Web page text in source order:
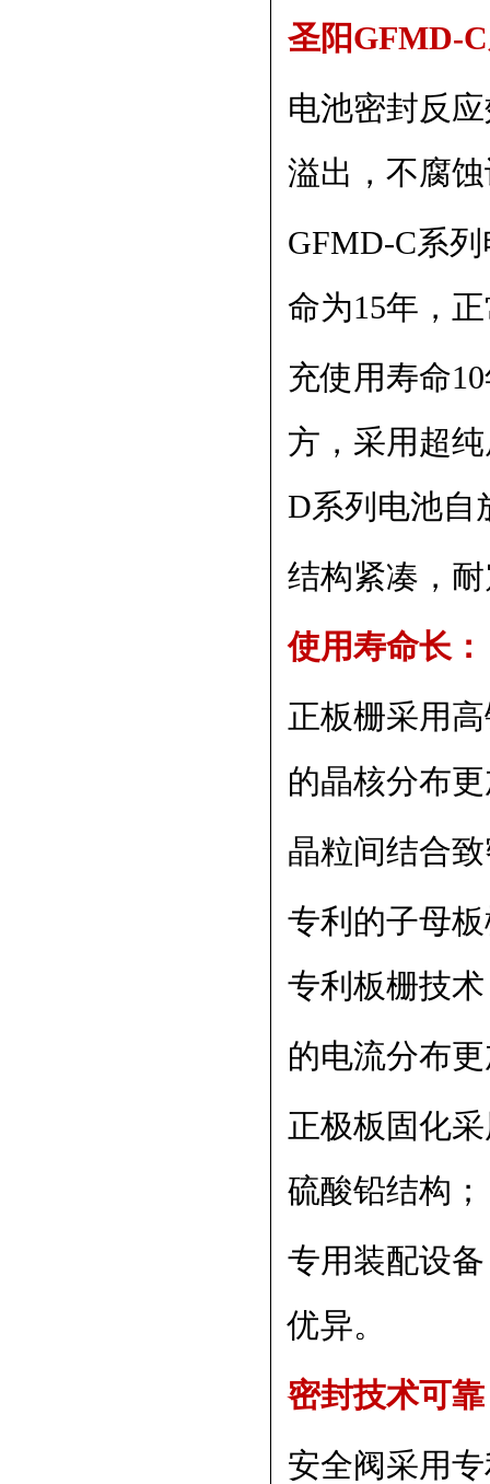
圣阳GFMD-
电池密封反
溢出，不腐
GFMD-C系
命为15年，
充使用寿命
方，采用超
D系列电池自
结构紧凑，
使用寿命长：
正板栅采用
的晶核分布
晶粒间结合
专利的子母
专利板栅技
的电流分布
正极板固化
硫酸铅结构；
专用装配设
优异。
密封技术可
安全阀采用